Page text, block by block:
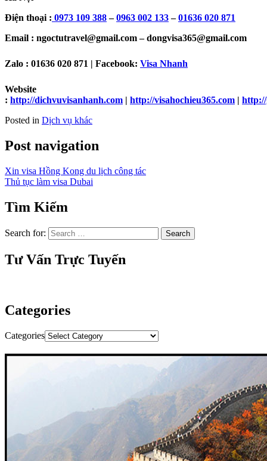
Điện thoại : 0973 109 388–0963 002 133–01636 020 871
Email : ngoctutravel@gmail.com – dongvisa365@gmail.com
Zalo : 01636 020 871 | Facebook: Visa Nhanh
Website
: http://dichvuvisanhanh.com | http://visahochieu365.com | http://
Posted in Dịch vụ khác
Post navigation
Xin visa Hồng Kong du lịch công tác
Thủ tục làm visa Dubai
Tìm Kiếm
Search for:
Tư Vấn Trực Tuyến
Categories
Categories